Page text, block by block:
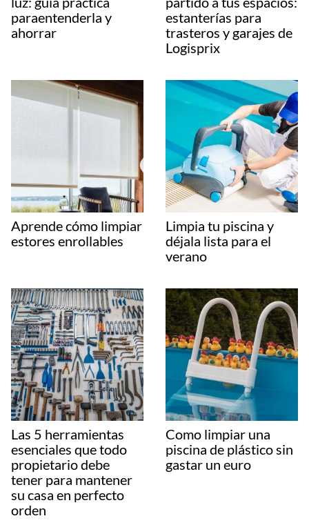
paraentenderla y
ahorrar
estanterías para
trasteros y garajes de
Logisprix
Aprende cómo limpiar
estores enrollables
Limpia tu piscina y
déjala lista para el
verano
Las 5 herramientas
esenciales que todo
propietario debe
tener para mantener
su casa en perfecto
orden
Como limpiar una
piscina de plástico sin
gastar un euro